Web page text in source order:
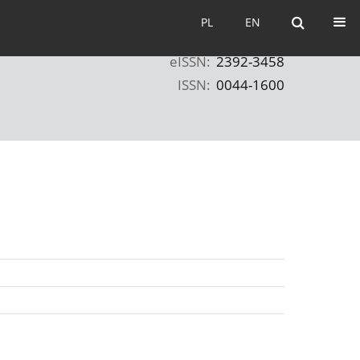
EN
PL EN
PL
eISSN: 2392-3458
ISSN: 0044-1600